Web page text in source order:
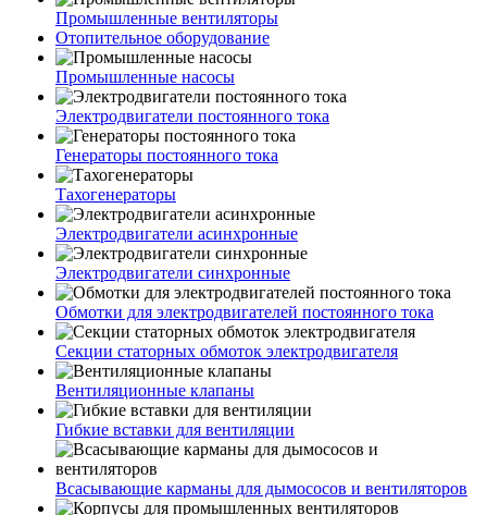
Промышленные вентиляторы
Отопительное оборудование
Промышленные насосы
Электродвигатели постоянного тока
Генераторы постоянного тока
Тахогенераторы
Электродвигатели асинхронные
Электродвигатели синхронные
Обмотки для электродвигателей постоянного тока
Секции статорных обмоток электродвигателя
Вентиляционные клапаны
Гибкие вставки для вентиляции
Всасывающие карманы для дымососов и вентиляторов